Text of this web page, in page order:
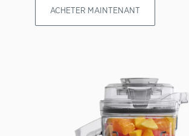
ACHETER MAINTENANT